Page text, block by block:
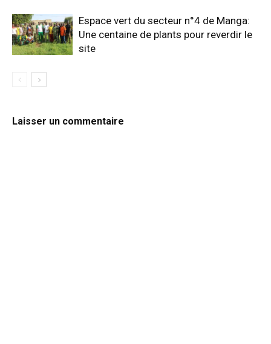
Espace vert du secteur n°4 de Manga:
Une centaine de plants pour reverdir le
site
Laisser un commentaire